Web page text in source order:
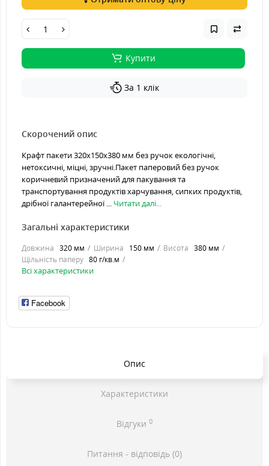
Купити
За 1 клік
Скорочений опис
Крафт пакети 320х150х380 мм без ручок екологічні,
нетоксичні, міцні, зручні.Пакет паперовий без ручок
коричневий призначений для пакування та
транспортування продуктів харчування, сипких продуктів,
дрібної галантерейної ... Читати далі...
Загальні характеристики
Довжина 320 мм Ширина 150 мм Висота 380 мм
Щільність паперу 80 г/кв.м
Всі характеристики
Facebook
Опис
Характеристики
Відгуки 0
Питання - відповідь (0)